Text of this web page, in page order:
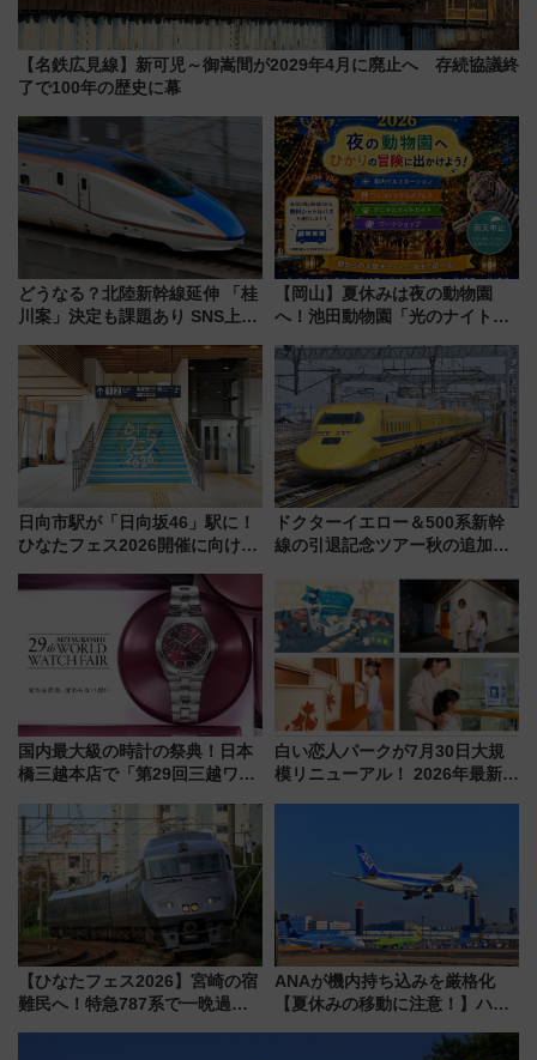
【名鉄広見線】新可児～御嵩間が2029年4月に廃止へ 存続協議終
了で100年の歴史に幕
どうなる？北陸新幹線延伸 「桂
川案」決定も課題あり SNS上の
【岡山】夏休みは夜の動物園
へ！池田動物園「光のナイトズ
な夜
日向市駅が「日向坂46」駅に！
ひなたフェス2026開催に向けJR
全力応援 夜行列車「ドリーム
おひさま号」も走る
ドクターイエロー＆500系新幹
線の引退記念ツアー秋の追加企
ホテル情報まとめ
国内最大級の時計の祭典！日本
橋三越本店で「第29回三越ワー
【2026年8月5日～25日】
白い恋人パークが7月30日大規
模リニューアル！ 2026年最新の
（札幌市）
【ひなたフェス2026】宮崎の宿
難民へ！特急787系で一晩過ご
ANAが機内持ち込みを厳格化
【夏休みの移動に注意！】ハン
「身の回り品」新サイズ制限